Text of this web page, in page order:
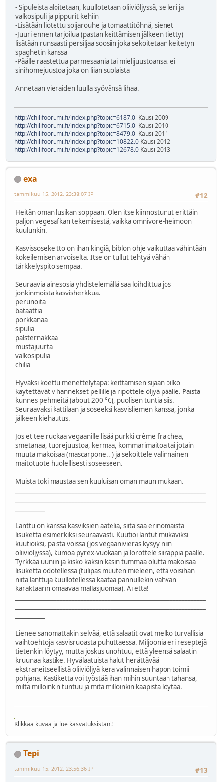
- Sipuleista aloitetaan, kuullotetaan oliiviöljyssä, selleri ja
valkosipuli ja pippurit kehiin
-Lisätään liotettu soijarouhe ja tomaattitöhnä, sienet
-Juuri ennen tarjoilua (pastan keittämisen jälkeen tietty)
lisätään runsaasti persiljaa soosiin joka sekoitetaan keitetyn
spaghetin kanssa
-Päälle raastettua parmesaania tai mielijuustoansa, ei
sinihomejuustoa joka on liian suolaista
Annetaan vieraiden luulla syövänsä lihaa.
http://chilifoorumi.fi/index.php?topic=6187.0 Kausi 2009
http://chilifoorumi.fi/index.php?topic=6715.0 Kausi 2010
http://chilifoorumi.fi/index.php?topic=8479.0 Kausi 2011
http://chilifoorumi.fi/index.php?topic=10822.0 Kausi 2012
http://chilifoorumi.fi/index.php?topic=12678.0 Kausi 2013
exa
#12
tammikuu 15, 2012, 23:38:07 IP
Heitän oman lusikan soppaan. Olen itse kiinnostunut erittäin
paljon vegesafkan tekemisestä, vaikka omnivore-heimoon
kuulunkin.
Kasvissosekeitto on ihan kingiä, biblon ohje vaikuttaa vähintään
kokeilemisen arvoiselta. Itse on tullut tehtyä vähän
tärkkelyspitoisempaa.
Seuraavia ainesosia yhdistelemällä saa loihdittua jos
jonkinmoista kasvisherkkua.
perunoita
bataattia
porkkanaa
sipulia
palsternakkaa
mustajuurta
valkosipulia
chiliä
Hyväksi koettu menettelytapa: keittämisen sijaan pilko
käytettävät vihannekset pellille ja ripottele öljyä päälle. Paista
kunnes pehmeitä (about 200 °C), puolisen tuntia siis.
Seuraavaksi kattilaan ja soseeksi kasvisliemen kanssa, jonka
jälkeen kiehautus.
Jos et tee ruokaa vegaanille lisää purkki crème fraichea,
smetanaa, tuorejuustoa, kermaa, kommarimaitoa tai jotain
muuta makoisaa (mascarpone...) ja sekoittele valinnainen
maitotuote huolellisesti soseeseen.
Muista toki maustaa sen kuuluisan oman maun mukaan.
Lanttu on kanssa kasviksien aatelia, siitä saa erinomaista
lisuketta esimerkiksi seuraavasti. Kuutioi lantut mukaviksi
kuutioiksi, paista voissa (jos vegaanivieras kysyy niin
oliiviöljyssä), kumoa pyrex-vuokaan ja lorottele siirappia päälle.
Tyrkkää uuniin ja kisko kaksin käsin tummaa olutta makoisaa
lisuketta odotellessa (tulipas muuten mieleen, että voisihan
niitä lanttuja kuullotellessa kaataa pannullekin vahvan
karaktäärin omaavaa mallasjuomaa). Ai että!
Lienee sanomattakin selvää, että salaatit ovat melko turvallisia
vaihtoehtoja kasvisruoasta puhuttaessa. Miljoonia eri reseptejä
tietenkin löytyy, mutta joskus unohtuu, että yleensä salaatin
kruunaa kastike. Hyvälaatuista halut herättävää
ekstraneitseellistä oliiviöljyä kera valinnaisen hapon toimii
pohjana. Kastiketta voi työstää ihan mihin suuntaan tahansa,
miltä milloinkin tuntuu ja mitä milloinkin kaapista löytää.
Klikkaa kuvaa ja lue kasvatuksistani!
Tepi
#13
tammikuu 15, 2012, 23:56:36 IP